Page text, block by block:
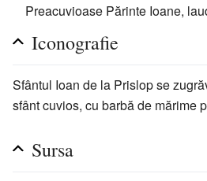
Preacuvioase Părinte Ioane,
Iconografie
Sfântul Ioan de la Prislop se
sfânt cuvios, cu barbă de mărime
Sursa